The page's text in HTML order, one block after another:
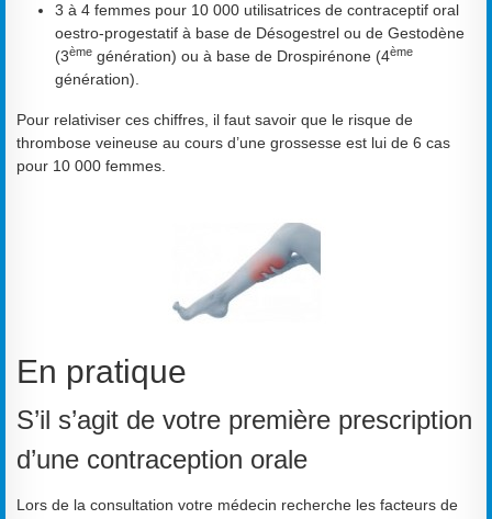
3 à 4 femmes pour 10 000 utilisatrices de contraceptif oral
oestro-progestatif à base de Désogestrel ou de Gestodène
(3ème génération) ou à base de Drospirénone (4ème
génération).
Pour relativiser ces chiffres, il faut savoir que le risque de
thrombose veineuse au cours d’une grossesse est lui de 6 cas
pour 10 000 femmes.
En pratique
S’il s’agit de votre première prescription
d’une contraception orale
Lors de la consultation votre médecin recherche les facteurs de